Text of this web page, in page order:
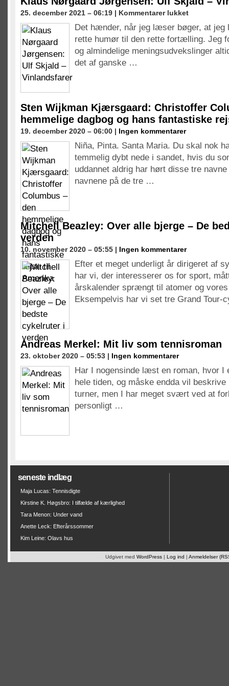
25. december 2021 – 06:19 | Kommentarer lukkettil
Nørgaard
Jørgensen:
Ulf
Skjald
Det hænder, når jeg læser bøger, at
rette humør til den rette fortælling. Jeg
og almindelige meningsudvekslinger
det af ganske …
Sten Wijkman Kjærsgaard: Christoffer
hemmelige dagbog og hans fantastiske
19. december 2020 – 06:00 | Ingen kommentarer
Niña, Pinta. Santa Maria. Du skal nok
temmelig dybt nede i sandet, hvis du
uddannet aldrig har hørt disse tre
navnene på de tre …
Mitchell Beazley: Over alle bjerge – De
verden
10. november 2020 – 05:55 | Ingen kommentarer
Efter et meget underligt år dirigeret af
har vi, der interesserer os for sport,
årskalender sprængt til atomer og
Eksempelvis har vi set tre Grand
Andreas Merkel: Mit liv som tennisroman
23. oktober 2020 – 05:53 | Ingen kommentarer
Har I nogensinde læst en roman, hvor I
hele tiden, og måske endda vil beskrive
turner, men I har meget svært ved at
personligt …
seneste indlæg
Maja Lucas: Tennisdigte
Kirstine K. Høgsbro: I tilfælde af kærlighed
Tara Menon: Under vand
Anette Leck: Efterårssommer
Kim Leine: Olavs hus
Udgivet med WordPress | Log ind | Anmeldelser